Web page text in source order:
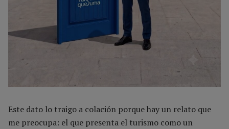
Este dato lo traigo a colación porque hay un relato que
me preocupa: el que presenta el turismo como un